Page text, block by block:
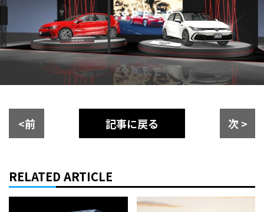
<前 記事に戻る 次 >
RELATED ARTICLE